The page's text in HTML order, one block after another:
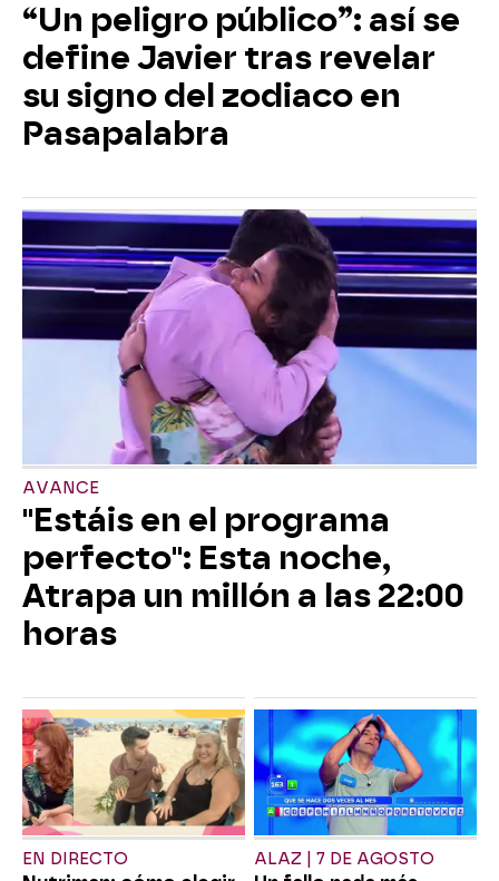
“Un peligro público”: así se
define Javier tras revelar
su signo del zodiaco en
Pasapalabra
AVANCE
"Estáis en el programa
perfecto": Esta noche,
Atrapa un millón a las 22:00
horas
EN DIRECTO ALAZ | 7 DE AGOSTO